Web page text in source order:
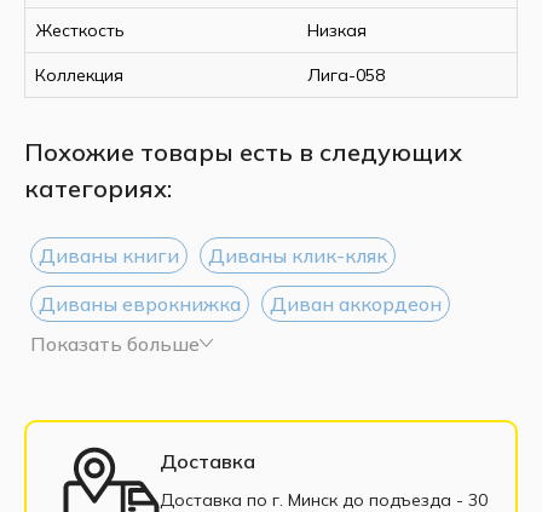
Жесткость Низкая
Коллекция Лига-058
Похожие товары есть в следующих
категориях:
Диваны книги
Диваны клик-кляк
Диваны еврокнижка
Диван аккордеон
Диваны Дельфин
Диваны 200 см
Трёхместные диван
Односпальные диваны
Показать больше
Доставка
Доставка по г. Минск до подъезда - 30